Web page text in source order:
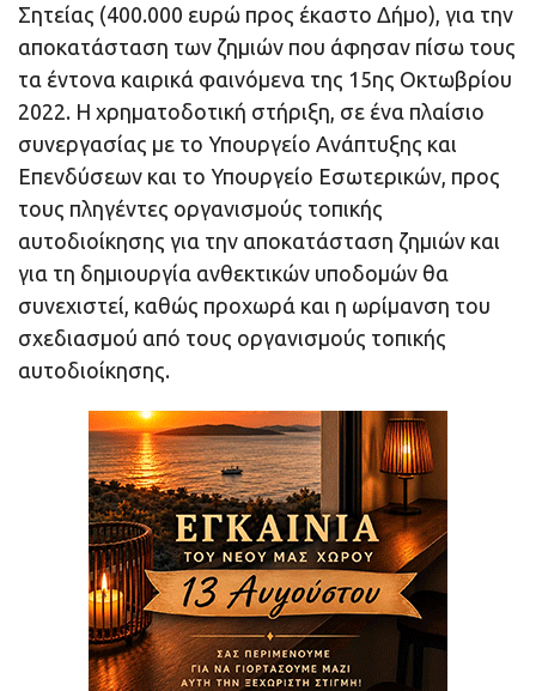
Σητείας (400.000 ευρώ προς έκαστο Δήμο), για την
αποκατάσταση των ζημιών που άφησαν πίσω τους
τα έντονα καιρικά φαινόμενα της 15ης Οκτωβρίου
2022. Η χρηματοδοτική στήριξη, σε ένα πλαίσιο
συνεργασίας με το Υπουργείο Ανάπτυξης και
Επενδύσεων και το Υπουργείο Εσωτερικών, προς
τους πληγέντες οργανισμούς τοπικής
αυτοδιοίκησης για την αποκατάσταση ζημιών και
για τη δημιουργία ανθεκτικών υποδομών θα
συνεχιστεί, καθώς προχωρά και η ωρίμανση του
σχεδιασμού από τους οργανισμούς τοπικής
αυτοδιοίκησης.